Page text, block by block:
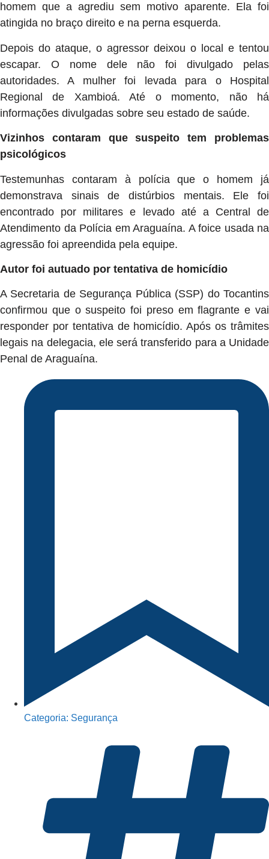
homem que a agrediu sem motivo aparente. Ela foi
atingida no braço direito e na perna esquerda.
Depois do ataque, o agressor deixou o local e tentou
escapar. O nome dele não foi divulgado pelas
autoridades. A mulher foi levada para o Hospital
Regional de Xambioá. Até o momento, não há
informações divulgadas sobre seu estado de saúde.
Vizinhos contaram que suspeito tem problemas
psicológicos
Testemunhas contaram à polícia que o homem já
demonstrava sinais de distúrbios mentais. Ele foi
encontrado por militares e levado até a Central de
Atendimento da Polícia em Araguaína. A foice usada na
agressão foi apreendida pela equipe.
Autor foi autuado por tentativa de homicídio
A Secretaria de Segurança Pública (SSP) do Tocantins
confirmou que o suspeito foi preso em flagrante e vai
responder por tentativa de homicídio. Após os trâmites
legais na delegacia, ele será transferido para a Unidade
Penal de Araguaína.
Categoria: Segurança